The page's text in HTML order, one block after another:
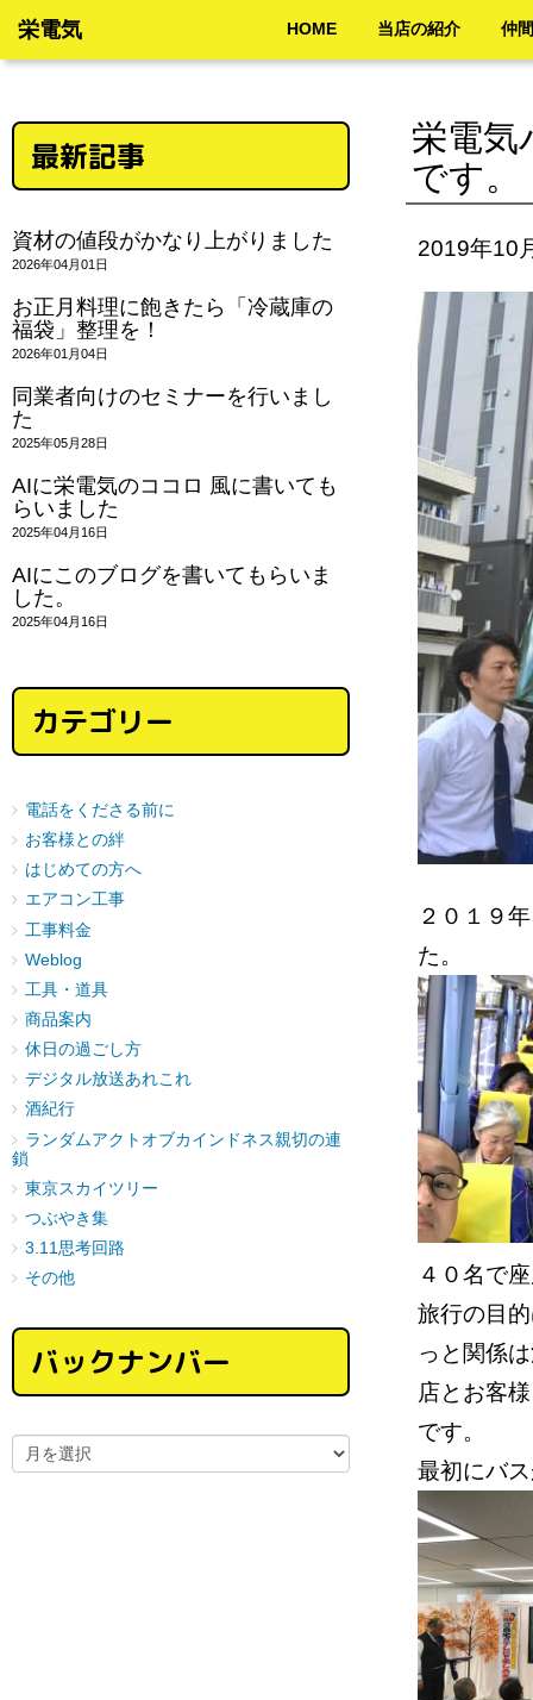
栄電気 HOME 当店の紹介 仲
栄電
です。
2019年10
２０１９
た。
４０名で
旅行の目
っと関係
店とお客
です。
最初にバ
最新記事
資材の値段がかなり上がりました
2026年04月01日
お正月料理に飽きたら「冷蔵庫の
福袋」整理を！
2026年01月04日
同業者向けのセミナーを行いまし
た
2025年05月28日
AIに栄電気のココロ 風に書いても
らいました
2025年04月16日
AIにこのブログを書いてもらいま
した。
2025年04月16日
カテゴリー
電話をくださる前に
お客様との絆
はじめての方へ
エアコン工事
工事料金
Weblog
工具・道具
商品案内
休日の過ごし方
デジタル放送あれこれ
酒紀行
ランダムアクトオブカインドネス親切の連
鎖
東京スカイツリー
つぶやき集
3.11思考回路
その他
バックナンバー